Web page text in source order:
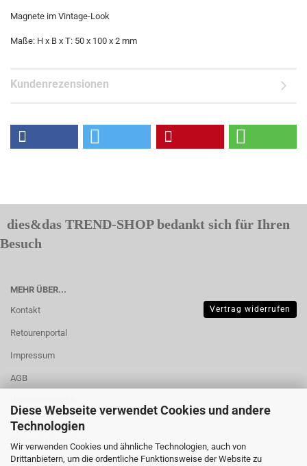
Diese Webseite verwendet Cookies und andere
Technologien
Wir verwenden Cookies und ähnliche Technologien, auch von
Drittanbietern, um die ordentliche Funktionsweise der Website zu
Magnete im Vintage-Look
Maße: H x B x T: 50 x 100 x 2 mm
Kundenrezensionen
dies&das TREND-SHOP bedankt sich für Ihren
Besuch
MEHR ÜBER...
Kontakt
Retourenportal
Impressum
AGB
Muster-
Widerrufsformular
Versand- &
Vertrag widerrufen